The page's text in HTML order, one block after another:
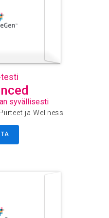
testi
syvällisesti
ja Wellness